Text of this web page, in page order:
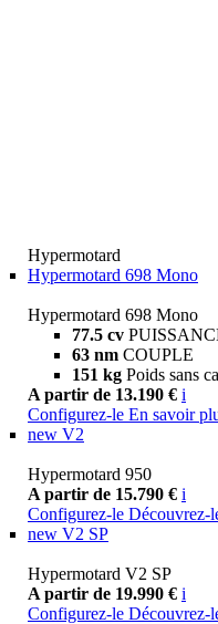
Hypermotard
Hypermotard 698 Mono
Hypermotard 698 Mono
77.5 cv
63 nm COUPLE
151 kg Poids sans
A partir de 13.190 € i
Configurez-le En savoir
new V2
Hypermotard 950
A partir de 15.790 € i
Configurez-le Découvrez-
new V2 SP
Hypermotard V2 SP
A partir de 19.990 € i
Configurez-le Découvrez-